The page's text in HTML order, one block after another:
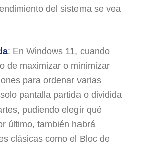
del sistema se vea
: En Windows 11, cuando
de maximizar o minimizar
para ordenar varias
pantalla partida o dividida
pudiendo elegir qué
último, también habrá
clásicas como el Bloc de